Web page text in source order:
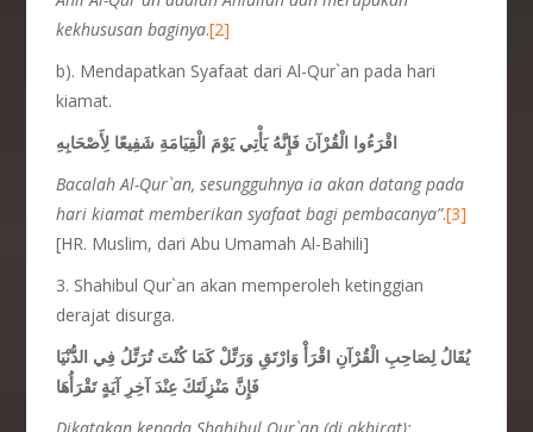
kekhususan baginya.[2]
b). Mendapatkan Syafaat dari Al-Qur`an pada hari
kiamat.
اقْرَءُوا الْقُرْآنَ فَإِنَّهُ يَأْتِي يَوْمَ الْقِيَامَةِ شَفِيعًا لِأَصْحَابِهِ
Bacalah Al-Qur`an, sesungguhnya ia akan datang pada
hari kiamat memberikan syafaat bagi pembacanya”.[3]
[HR. Muslim, dari Abu Umamah Al-Bahili]
3. Shahibul Qur`an akan memperoleh ketinggian
derajat disurga.
يُقَالُ لِصَاحِبِ الْقُرْآنِ اقْرَأْ وَارْتَقِ وَرَتِّلْ كَمَا كُنْتَ تُرَتِّلُ فِي الدُّنْيَا
فَإِنَّ مَنْزِلَتَكَ عِنْدَ آخِرِ آيَةٍ تَقْرَأُهَا